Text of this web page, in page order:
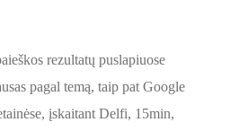
rezultatų puslapiuose
pagal temą, taip pat Google
įskaitant Delfi, 15min,